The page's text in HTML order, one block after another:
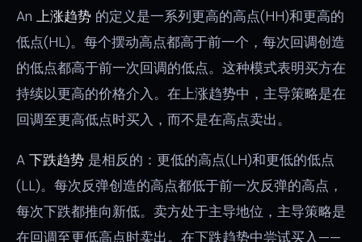
An 上涨趋势 的定义是一系列更高的高点(HH)和更高的
低点(HL)。每个摆动高点都高于前一个，每次回调创造
的低点都高于前一次回调的低点。这种模式表明买方在
持续以更高的价格介入。在上涨趋势中，主导策略是在
回调至更高低点时买入，而不是在高点卖出。
A 下跌趋势 是相反的：更低的高点(LH)和更低的低点
(LL)。每次反弹创造的高点都低于前一次反弹的高点，
每次下跌都推向新低。卖方处于主导地位，主导策略是
在回调至更低高点时卖出。在下跌趋势中尝试买入——